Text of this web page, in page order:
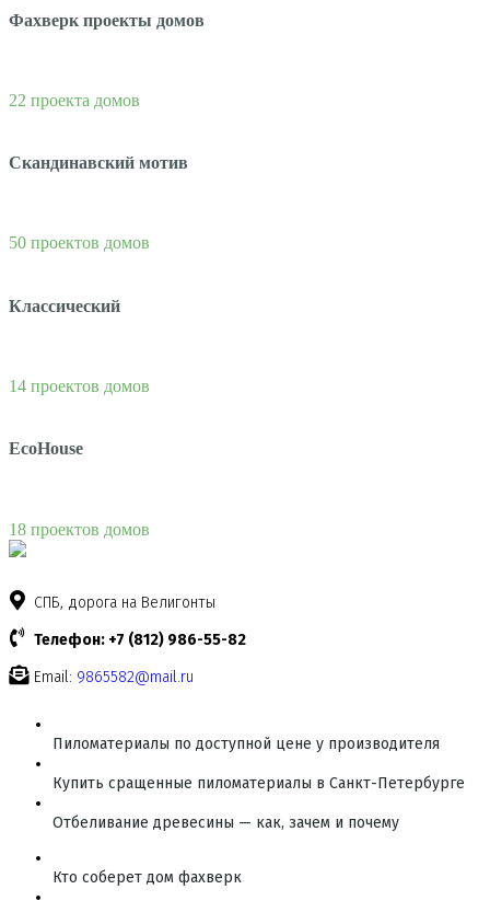
Фахверк проекты домов
22 проекта домов
Скандинавский мотив
50 проектов домов
Классический
14 проектов домов
EcoHouse
18 проектов домов
СПБ, дорога на Велигонты
Телефон: +7 (812) 986-55-82
Email: 9865582@mail.ru
Пиломатериалы по доступной цене у производителя
Купить сращенные пиломатериалы в Санкт-Петербурге
Отбеливание древесины — как, зачем и почему
Кто соберет дом фахверк